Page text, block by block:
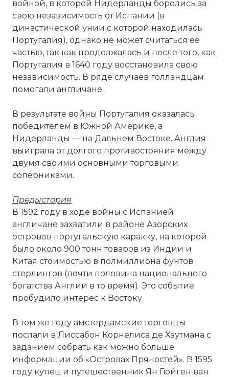
войной, в которой Нидерланды боролись за
свою независимость от Испании (в
династической унии с которой находилась
Португалия), однако не может считаться её
частью, так как продолжалась и после того, как
Португалия в 1640 году восстановила свою
независимость. В ряде случаев голландцам
помогали англичане.
В результате войны Португалия оказалась
победителем в Южной Америке, а
Нидерланды — на Дальнем Востоке. Англия
выиграла от долгого противостояния между
двумя своими основными торговыми
соперниками.
Предыстория
В 1592 году в ходе войны с Испанией
англичане захватили в районе Азорских
островов португальскую каракку, на которой
было около 900 тонн товаров из Индии и
Китая стоимостью в полмиллиона фунтов
стерлингов (почти половина национального
богатства Англии в то время). Это событие
пробудило интерес к Востоку.
В том же году амстердамские торговцы
послали в Лиссабон Корнелиса де Хаутмана с
заданием собрать как можно больше
информации об «Островах Пряностей». В 1595
году купец и путешественник Ян Гюйген ван